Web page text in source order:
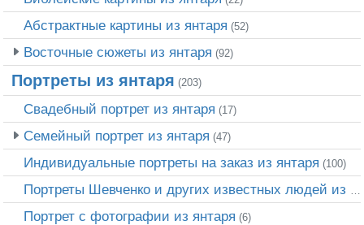
Абстрактные картины из янтаря (52)
Восточные сюжеты из янтаря (92)
Портреты из янтаря (203)
Свадебный портрет из янтаря (17)
Семейный портрет из янтаря (47)
Индивидуальные портреты на заказ из янтаря (100)
Портрет c фотографии из янтаря (6)